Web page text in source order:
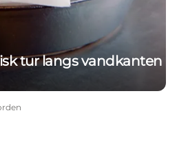
tur langs vandkanten